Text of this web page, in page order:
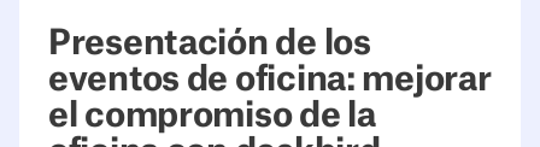
Presentación de los
eventos de oficina: mejorar
el compromiso de la